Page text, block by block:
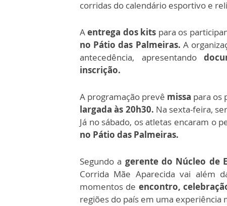
corridas do calendário esportivo e
Aentrega dos kits para os
no Pátio das Palmeiras. A
antecedência, apresentando
inscrição.
A programação prevê missa para os
largada às 20h30. Na sexta-feira,
Já no sábado, os atletas encaram o
no Pátio das Palmeiras.
Segundo a gerente do Núcleo de
Corrida Mãe Aparecida vai além
momentos de encontro,
regiões do país em uma experiência